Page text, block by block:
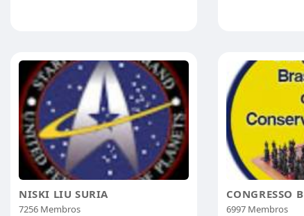
NISKI LIU SURIA
7256 Membros 6997 Membros